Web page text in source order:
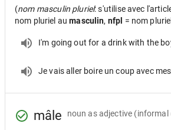
(nom masculin pluriel: s'utilise avec
nom pluriel aumasculin, nfpl = nom
I'm going out for a drink with the
Je vais aller boire un coup avec
mâle noun as adjective (informal